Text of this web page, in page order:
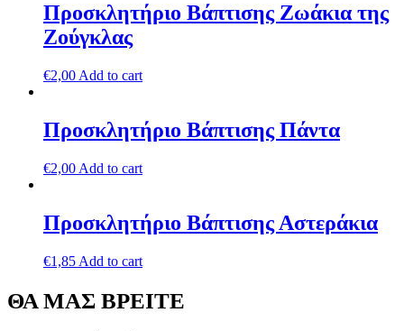
Προσκλητήριο Βάπτισης Ζωάκια της
Ζούγκλας
€2,00 Add to cart
Προσκλητήριο Βάπτισης Πάντα
€2,00 Add to cart
Προσκλητήριο Βάπτισης Αστεράκια
€1,85 Add to cart
ΘΑ ΜΑΣ ΒΡΕΙΤΕ